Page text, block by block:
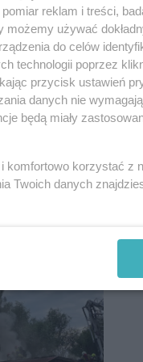
klubem,
finansowanie
chcą
wakacjach
reklam i treści,
możemy używać
do celów
technologii poprzez
przycisk ustawień
danych nie
będą miały
komfortowo korzystać z
Twoich danych